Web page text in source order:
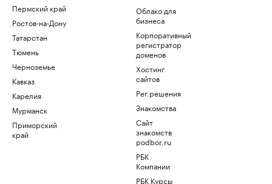
Пермский край
Ростов-на-Дону
Татарстан
Тюмень
Черноземье
Кавказ
Карелия
Мурманск
Приморский
край
Облако для
бизнеса
Корпоративный
регистратор
доменов
Хостинг
сайтов
Рег.решения
Знакомства
Сайт
знакомств
podbor.ru
РБК
Компании
РБК Курсы